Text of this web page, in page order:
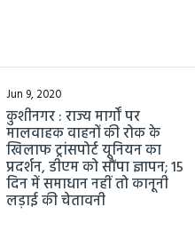
Jun 9, 2020
कुशीनगर : राज्य मार्गों पर
मालवाहक वाहनों की रोक के
खिलाफ ट्रांसपोर्ट यूनियन का
प्रदर्शन, डीएम को सौंपा ज्ञापन; 15
दिन में समाधान नहीं तो कानूनी
लड़ाई की चेतावनी